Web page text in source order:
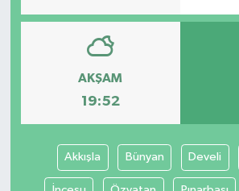
AKŞAM
19:52
Akkışla Bünyan Develi